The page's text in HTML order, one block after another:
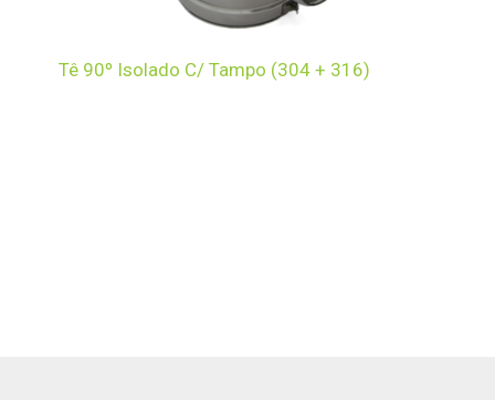
Tê 90º Isolado C/ Tampo (304 + 316)